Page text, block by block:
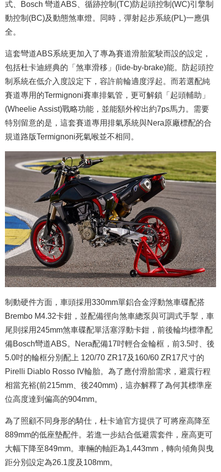
式、Bosch 彎道ABS、循跡控制(TC)防起頭控制(WC)引擎制
動控制(BC)及動態煞車燈。同時，彈射起步系統(PL)一應俱
全。
這套彎道ABS系統更加入了專為賽道滑胎駕駛而設的設定，
包括杜卡迪經典的「煞車滑移」(lide-by-brake)能。防起頭控
制系統在低介入度設定下，容許前輪適度浮起。而若選配純
賽道專用的Termignoni賽車排氣管，更可解鎖「起頭輔助」
(Wheelie Assist)戰略功能，並能額外榨出約7ps馬力。需要
特別留意的是，這套賽道專用排氣系統與Nera原廠標配的合
規道路版Termignoni死氣喉並不相同。
制動硬件方面，車頭採用330mm單鋁合金浮動煞車碟配搭
Brembo M4.32卡鉗，並配備徑向煞車總泵與可調式手掣，車
尾則採用245mm煞車碟配單活塞浮動卡鉗，前後輪均標準配
備Bosch彎道ABS。Nera配備17吋輕合金輪框，前3.5吋、後
5.0吋的輪框分別配上 120/70 ZR17及160/60 ZR17尺寸的
Pirelli Diablo Rosso IV輪胎。為了應付滑胎需求，避震行程
相當充裕(前215mm、後240mm)，這亦解釋了為何其標準座
位高度達到偏高的904mm。
為了照顧不同身形的騎仕，杜卡迪官方提供了可將座高降至
889mm的低座墊配件。若進一步結合低避震套件，座高更可
大幅下降至849mm。車輛的軸距為1,443mm，轉向傾角與曳
距分別設定為26.1度及108mm。